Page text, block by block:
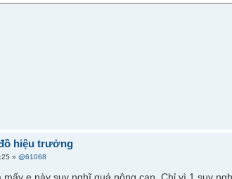
hiệu trưởng
»@61068